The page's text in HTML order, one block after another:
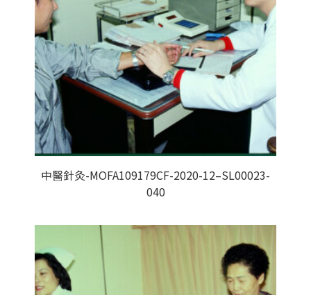
中醫針灸-MOFA109179CF-2020-12–SL00023-
040